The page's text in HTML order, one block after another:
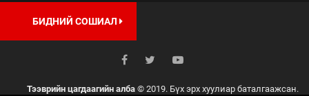
БИДНИЙ СОШИАЛ
Тээврийн цагдаагийн алба © 2019. Бүх эрх хуулиар баталгаажсан.